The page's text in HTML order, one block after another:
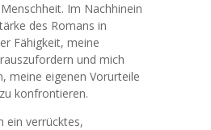
Im Nachhinein
des Romans in
Fähigkeit, meine
und mich
meine eigenen Vorurteile
konfrontieren.
ein verrücktes,